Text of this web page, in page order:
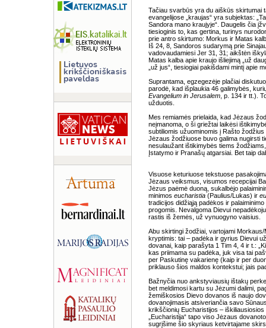
Tačiau svarbūs yra du aiškūs skirtumai
evangelijose „kraujas“ yra subjektas:
Sandora mano kraujyje“. Daugelis čia
tiesioginis to, kas gertina, turinys
prie antro skirtumo: Morkus ir Matas
Iš 24, 8, Sandoros sudarymą prie
vadovaudamiesi Jer 31, 31; aikštėn
Matas kalba apie kraujo išliejimą „už
„už jus“, tiesiogiai pakišdami mintį apie
Suprantama, egzegezėje plačiai
parodė, kad išplaukia 46 galimybės,
Evangelium in Jerusalem , p. 134 ir tt.).
užduotis.
Mes remiamės prielaida, kad Jėzaus
neįmanoma, o ši griežtai laikėsi
subtiliomis užuominomis į Rašto
Jėzaus žodžiuose buvo galima nugirsti
nesulaužant ištikimybės tiems
Įstatymo ir Pranašų atgarsiai. Bet taip
Visuose keturiuose tekstuose
Jėzaus veiksmus, visumos recepcijai
Jėzus paėmė duoną, sukalbėjo
minimos eucharistia (Paulius/Lukas) ir
tradicijos didžiąją padėkos ir
progomis. Nevalgoma Dievui
rastis iš žemės, už vynuogyno vaisius.
Abu skirtingi žodžiai, vartojami
kryptimis: tai – padėka ir gyrius Dievui
dovanai, kaip parašyta 1 Tim 4, 4 ir t.:
kas priimama su padėka, juk visa tai
per Paskutinę vakarienę (kaip ir per
priklauso šios maldos kontekstui; jais
Bažnyčia nuo ankstyviausių ištakų
bet meldimosi kartu su Jėzumi dalimi,
žemiškosios Dievo dovanos iš naujo
dovanojimasis atsiveriančia savo
krikščionių Eucharistijos –
„Eucharistija“ tapo viso Jėzaus
sugrįšime šio skyriaus ketvirtajame